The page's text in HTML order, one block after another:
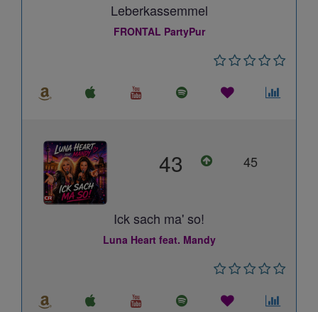
Leberkassemmel
FRONTAL PartyPur
43 45
Ick sach ma' so!
Luna Heart feat. Mandy